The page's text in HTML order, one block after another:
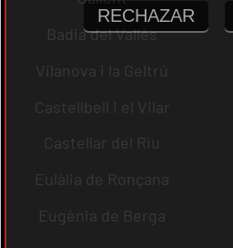
Badia del Vallès
Vilanova i la Geltrú
Castellbell i el Vilar
Castellar del Riu
Eulàlia de Ronçana
Eugènia de Berga
RECHAZAR